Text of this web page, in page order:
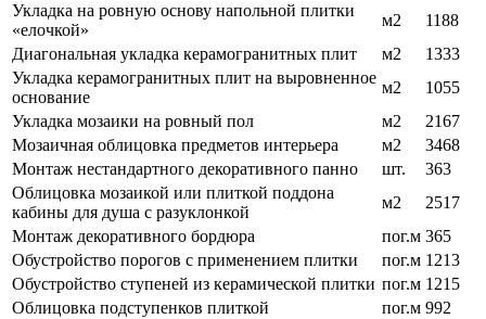
Укладка на ровную основу напольной плитки
«елочкой»
м2
1188
Диагональная укладка керамогранитных плит
м2
1333
Укладка керамогранитных плит на выровненное
основание
м2
1055
Укладка мозаики на ровный пол
м2
2167
Мозаичная облицовка предметов интерьера
м2
3468
Монтаж нестандартного декоративного панно
шт.
363
Облицовка мозаикой или плиткой поддона
кабины для душа с разуклонкой
м2
2517
Монтаж декоративного бордюра
пог.м 365
Обустройство порогов с применением плитки
пог.м 1213
Обустройство ступеней из керамической плитки пог.м 1215
Облицовка подступенков плиткой
пог.м 992